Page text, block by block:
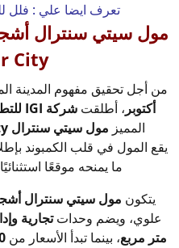
تعرف ايضا علي : فلل
City
من أجل تحقيق مفهوم المدينة
أكتوبر ، أطلقت شركة IGI للتطوير العقاري
المميز مول سيتي سنترال City Central Ashgar City
يقع المول في قلب الكمبوند
ما يمنحه موقعًا
يتكون مول سيتي سنترال
علوي، ويضم وحداتتجارية
متر مربع، بينما تبدأ الأسعار من